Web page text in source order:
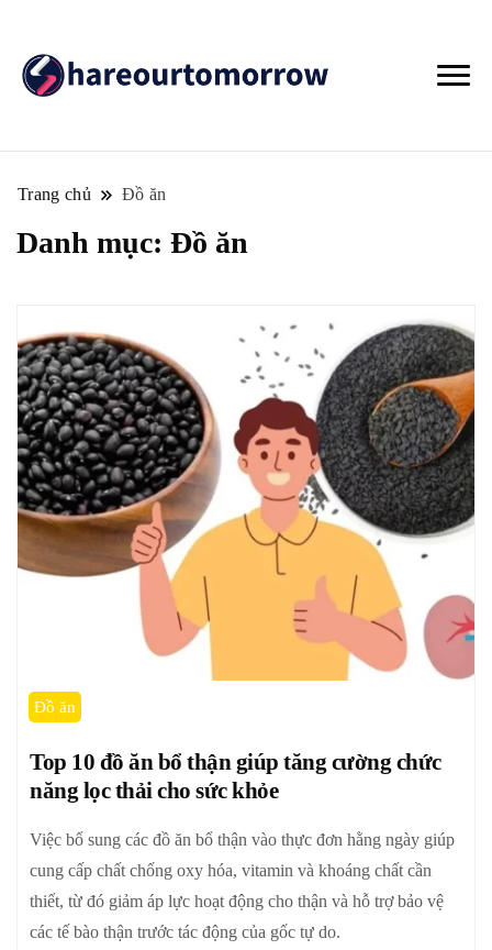
Trang chủ Đồ ăn
Danh mục: Đồ ăn
Đồ ăn
Top 10 đồ ăn bổ thận giúp tăng cường chức
năng lọc thải cho sức khỏe
Việc bổ sung các đồ ăn bổ thận vào thực đơn hằng ngày giúp
cung cấp chất chống oxy hóa, vitamin và khoáng chất cần
thiết, từ đó giảm áp lực hoạt động cho thận và hỗ trợ bảo vệ
các tế bào thận trước tác động của gốc tự do.